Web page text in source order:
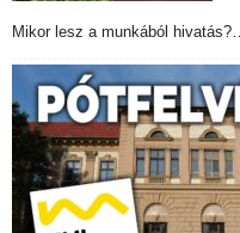
Mikor lesz a munkából hivatás?…